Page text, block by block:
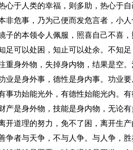
热心于人类的幸福，则多助，热心于
本非危事，乃为己便而发危言者，小
镜子的本领令人佩服，照喜自己不喜
知足可以处困，知止可以处余。不知
注重身外物，失掉身内物，结果是空
功业是身外事，德性是身内事。功业
有事功始能光外，有德性始能光内。
财产是身外物，技能是身内物，无论
离开道理的努力，免不了困，离开生
善争者与天争，不与人争。与人争，